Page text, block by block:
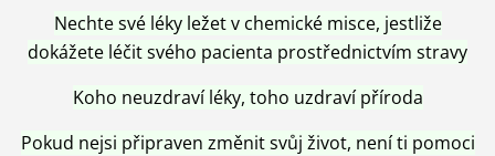
Nechte své léky ležet v chemické misce, jestliže
dokážete léčit svého pacienta prostřednictvím stravy
Koho neuzdraví léky, toho uzdraví příroda
Pokud nejsi připraven změnit svůj život, není ti pomoci